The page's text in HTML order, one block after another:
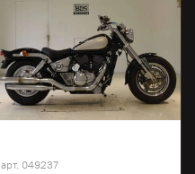
арт. 049237